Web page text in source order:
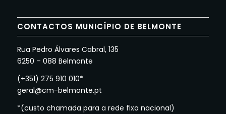
CONTACTOS MUNICÍPIO DE BELMONTE
Rua Pedro Álvares Cabral, 135
6250 – 088 Belmonte
(+351) 275 910 010*
geral@cm-belmonte.pt
*(custo chamada para a rede fixa nacional)